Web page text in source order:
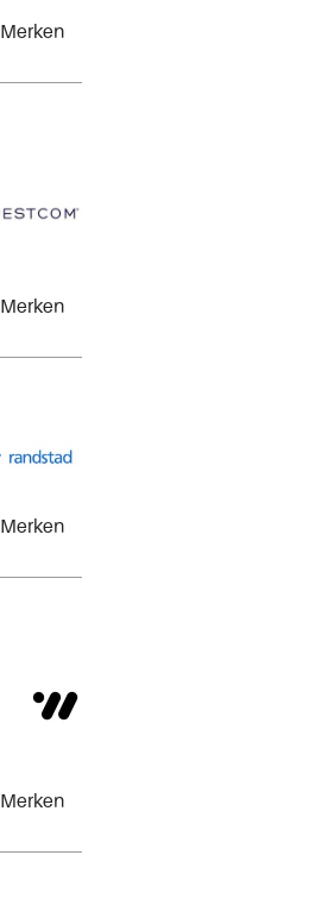
Merken
Merken
Merken
Merken